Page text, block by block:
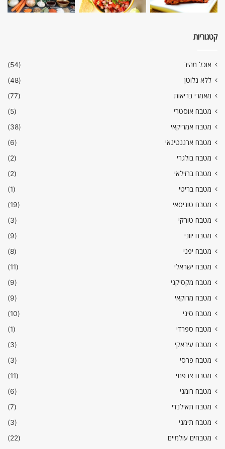
קטגוריות
אוכל מהיר
(54)
ללא גלוטן
(48)
מאמרי בריאות
(77)
מטבח אוסטרי
(5)
מטבח אמריקאי
(38)
מטבח ארגנטינאי
(6)
מטבח בולגרי
(2)
מטבח ברזילאי
(2)
מטבח בריטי
(1)
מטבח טוניסאי
(19)
מטבח טורקי
(3)
מטבח יווני
(9)
מטבח יפני
(8)
מטבח ישראלי
(11)
מטבח מקסיקני
(9)
מטבח מרוקאי
(9)
מטבח סיני
(10)
מטבח ספרדי
(1)
מטבח עיראקי
(3)
מטבח פרסי
(3)
מטבח צרפתי
(11)
מטבח רומני
(6)
מטבח תאילנדי
(7)
מטבח תימני
(3)
מטבחים עולמיים
(22)